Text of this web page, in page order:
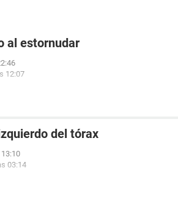
al estornudar
12:07
del tórax
03:14